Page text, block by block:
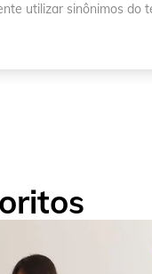
utilizar sinônimos do